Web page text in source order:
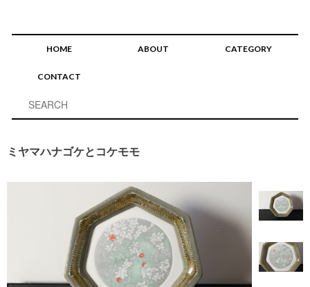
HOME ABOUT CATEGORY
CONTACT
ミヤマハナゴケとコケモモ